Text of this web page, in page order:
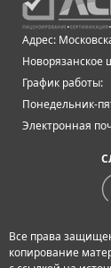
Адрес:
Новорязанское
График работы:
Понедельник-
Электронная
Все права
копирование